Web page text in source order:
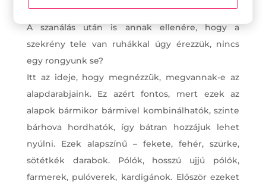
Térjünk vissza az alapokhoz
A szanálás után is annak ellenére, hogy a
szekrény tele van ruhákkal úgy érezzük, nincs
egy rongyunk se?
Itt az ideje, hogy megnézzük, megvannak-e az
alapdarabjaink. Ez azért fontos, mert ezek az
alapok bármikor bármivel kombinálhatók, szinte
bárhova hordhatók, így bátran hozzájuk lehet
nyúlni. Ezek alapszínű – fekete, fehér, szürke,
sötétkék darabok. Pólók, hosszú ujjú pólók,
farmerek, pulóverek, kardigánok. Először ezeket